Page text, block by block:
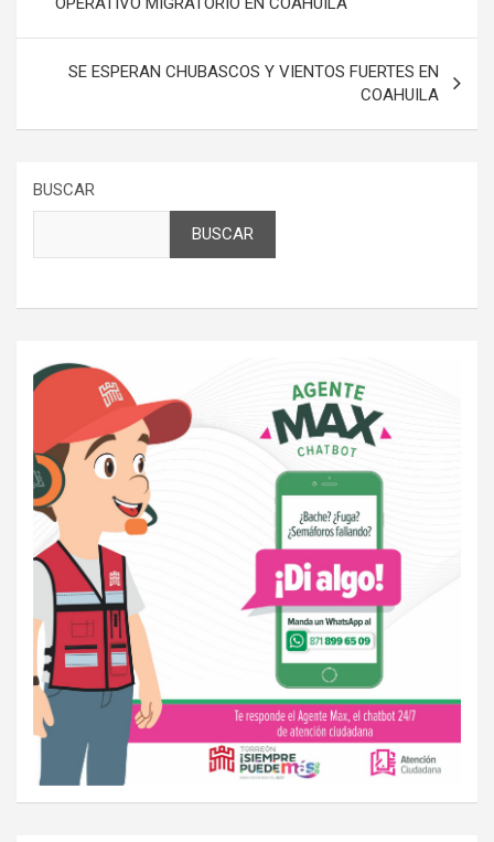
entradas
SE ESPERAN CHUBASCOS Y VIENTOS FUERTES EN
COAHUILA
BUSCAR
BUSCAR